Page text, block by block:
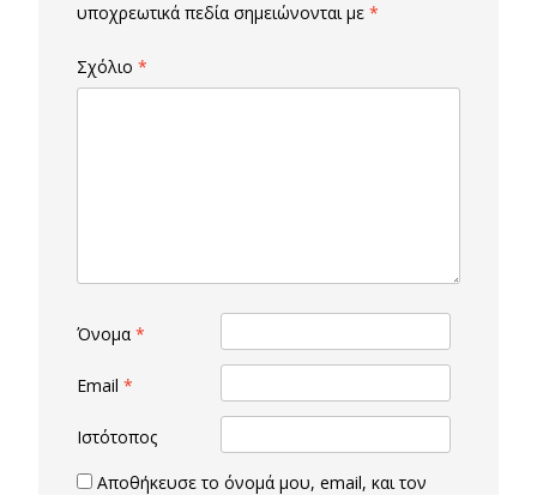
υποχρεωτικά πεδία σημειώνονται με *
Σχόλιο *
Όνομα *
Email *
Ιστότοπος
Αποθήκευσε το όνομά μου, email, και τον